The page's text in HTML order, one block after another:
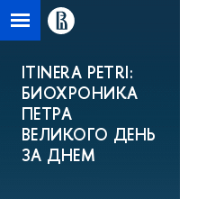
ITINERA PETRI:
БИОХРОНИКА
ПЕТРА
ВЕЛИКОГО ДЕНЬ
ЗА ДНЕМ